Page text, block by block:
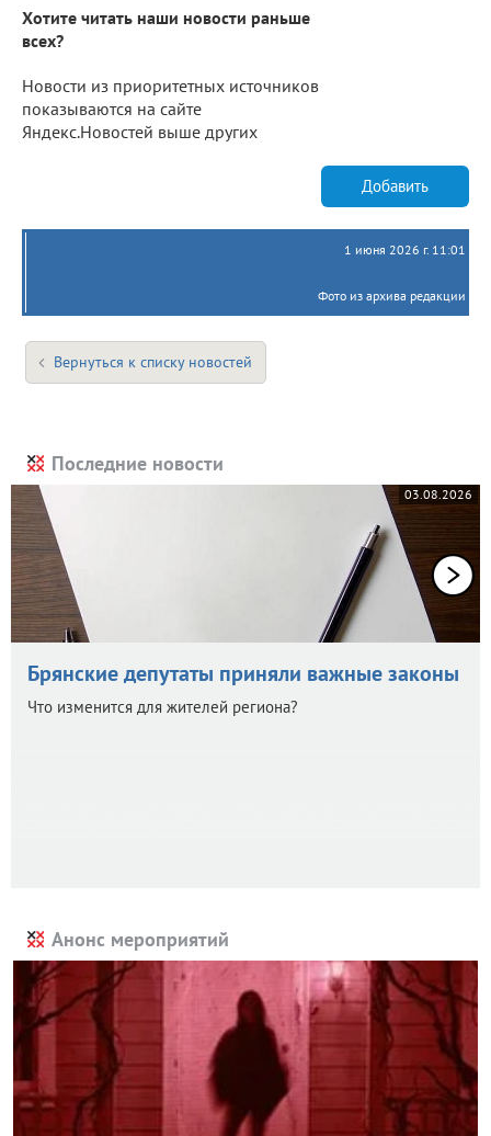
Хотите читать наши новости раньше
всех?
Новости из приоритетных источников
показываются на сайте
Яндекс.Новостей выше других
Добавить
1 июня 2026 г. 11:01
Фото из архива редакции
Вернуться к списку новостей
Последние новости
03.08.2026
Брянские депутаты приняли важные законы
Что изменится для жителей региона?
Анонс мероприятий